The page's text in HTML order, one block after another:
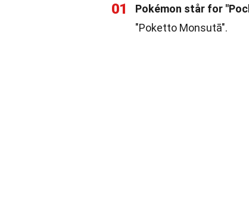
01 Pokémon står for
"Poketto Monsutā".